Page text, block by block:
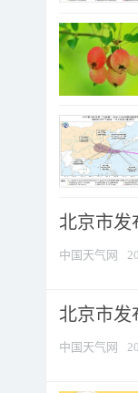
北京市发
中国天气网
北京市发
中国天气网